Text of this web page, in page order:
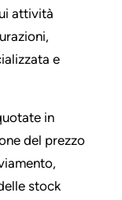
attività
e
in
del prezzo
stock